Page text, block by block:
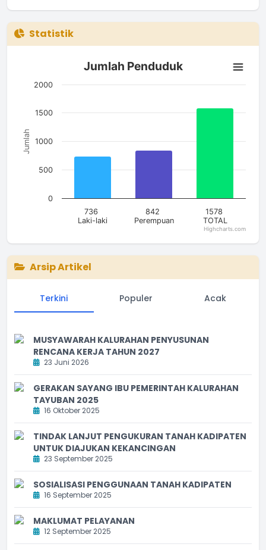
Statistik
Jumlah Penduduk
Bar chart with 3 bars.
The chart has 1 X axis displaying categories.
Jumlah
Jumlah Penduduk
736
Laki-laki
842
Perempuan
1578
TOTAL
0
500
1000
1500
2000
Highcharts.com
Arsip Artikel
Terkini Populer Acak
MUSYAWARAH KALURAHAN PENYUSUNAN
RENCANA KERJA TAHUN 2027
23 Juni 2026
GERAKAN SAYANG IBU PEMERINTAH KALURAHAN
TAYUBAN 2025
16 Oktober 2025
TINDAK LANJUT PENGUKURAN TANAH KADIPATEN
UNTUK DIAJUKAN KEKANCINGAN
23 September 2025
SOSIALISASI PENGGUNAAN TANAH KADIPATEN
16 September 2025
MAKLUMAT PELAYANAN
12 September 2025